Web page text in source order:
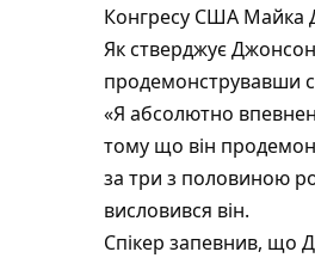
Конгресу США Майка
Як стверджує
продемонструвавши
«Я абсолютно
тому що він
за три з половиною
висловився він.
Спікер запевнив, що